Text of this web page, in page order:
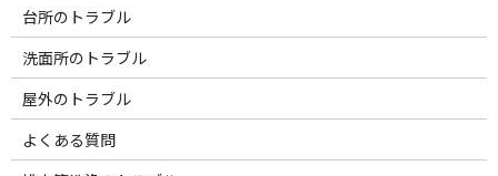
台所のトラブル
洗面所のトラブル
屋外のトラブル
よくある質問